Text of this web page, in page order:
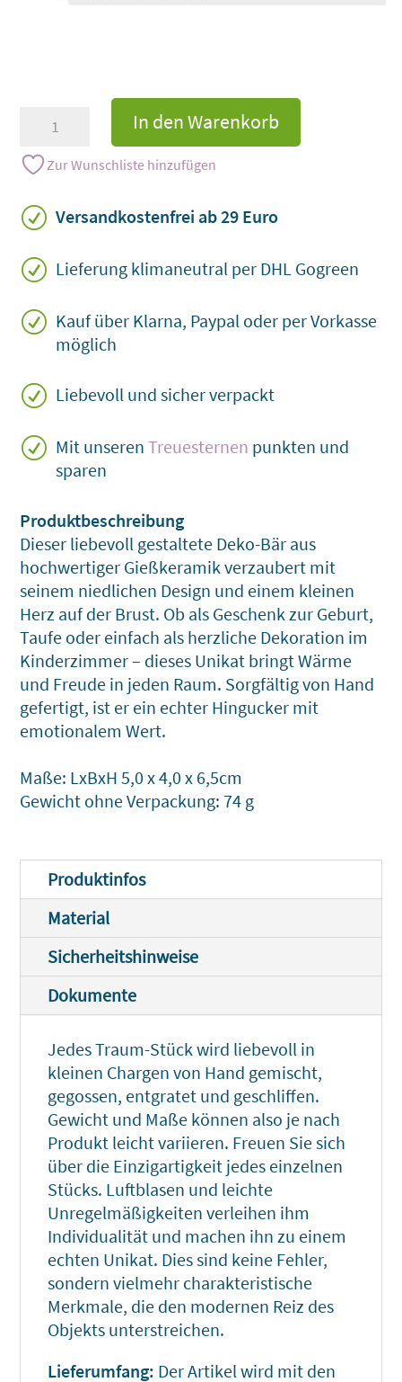
aus
Gießkeramik
mit
Herzmotiv
In den Warenkorb
Zur Wunschliste hinzufügen
R Versandkostenfrei ab 29 Euro
R Lieferung klimaneutral per DHL Gogreen
R Kauf über Klarna, Paypal oder per Vorkasse
möglich
R Liebevoll und sicher verpackt
R Mit unseren Treuesternen punkten und
sparen
Dieser liebevoll gestaltete Deko-Bär aus
hochwertiger Gießkeramik verzaubert mit
seinem niedlichen Design und einem kleinen
Herz auf der Brust. Ob als Geschenk zur Geburt,
Taufe oder einfach als herzliche Dekoration im
Kinderzimmer – dieses Unikat bringt Wärme
und Freude in jeden Raum. Sorgfältig von Hand
gefertigt, ist er ein echter Hingucker mit
emotionalem Wert.
Maße: LxBxH 5,0 x 4,0 x 6,5cm
Gewicht ohne Verpackung: 74 g
Produktinfos
Material
Sicherheitshinweise
Dokumente
Jedes Traum-Stück wird liebevoll in
kleinen Chargen von Hand gemischt,
gegossen, entgratet und geschliffen.
Gewicht und Maße können also je nach
Produkt leicht variieren. Freuen Sie sich
über die Einzigartigkeit jedes einzelnen
Stücks. Luftblasen und leichte
Unregelmäßigkeiten verleihen ihm
Individualität und machen ihn zu einem
echten Unikat. Dies sind keine Fehler,
sondern vielmehr charakteristische
Merkmale, die den modernen Reiz des
Objekts unterstreichen.
Lieferumfang: Der Artikel wird mit den